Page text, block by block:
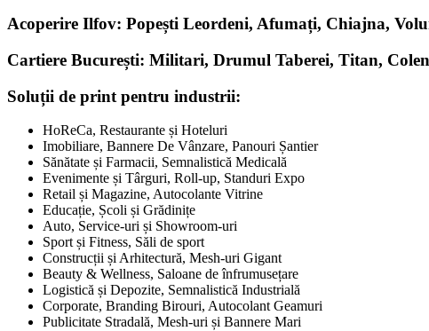
Acoperire Ilfov: Popești Leordeni, Afumați, Chiajna,
Cartiere București: Militari, Drumul Taberei, Titan,
Soluții de print pentru industrii:
HoReCa, Restaurante și Hoteluri
Imobiliare, Bannere De Vânzare, Panouri Șantier
Sănătate și Farmacii, Semnalistică Medicală
Evenimente și Târguri, Roll-up, Standuri Expo
Retail și Magazine, Autocolante Vitrine
Educație, Școli și Grădinițe
Auto, Service-uri și Showroom-uri
Sport și Fitness, Săli de sport
Construcții și Arhitectură, Mesh-uri Gigant
Beauty & Wellness, Saloane de înfrumusețare
Logistică și Depozite, Semnalistică Industrială
Corporate, Branding Birouri, Autocolant Geamuri
Publicitate Stradală, Mesh-uri și Bannere Mari